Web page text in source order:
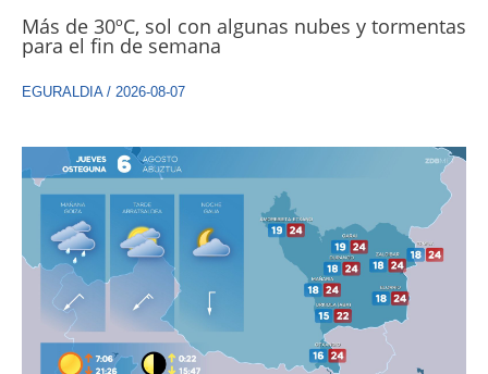
Más de 30ºC, sol con algunas nubes y tormentas
para el fin de semana
EGURALDIA/ 2026-08-07